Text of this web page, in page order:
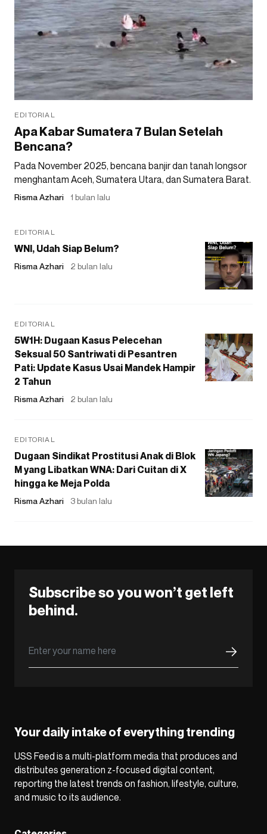
EDITORIAL
Apa Kabar Sumatera 7 Bulan Setelah
Bencana?
Pada November 2025, bencana banjir dan tanah longsor
menghantam Aceh, Sumatera Utara, dan Sumatera Barat.
Risma Azhari 1 bulan lalu
EDITORIAL
WNI, Udah Siap Belum?
Risma Azhari 2 bulan lalu
EDITORIAL
5W1H: Dugaan Kasus Pelecehan
Seksual 50 Santriwati di Pesantren
Pati: Update Kasus Usai Mandek Hampir
2 Tahun
Risma Azhari 2 bulan lalu
EDITORIAL
Dugaan Sindikat Prostitusi Anak di Blok
M yang Libatkan WNA: Dari Cuitan di X
hingga ke Meja Polda
Risma Azhari 3 bulan lalu
Subscribe so you won’t get left
behind.
Your daily intake of everything trending
USS Feed is a multi-platform media that produces and
distributes generation z-focused digital content,
reporting the latest trends on fashion, lifestyle, culture,
and music to its audience.